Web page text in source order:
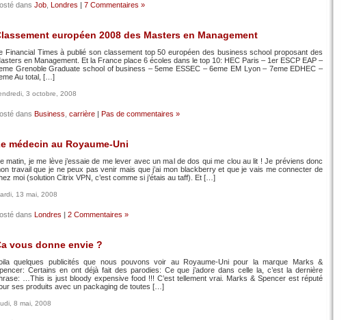
dans Job Londres | 7 Commentaires »
européen 2008 des Masters en Management
Financial Times à publié son classement top 50 européen des business school proposant des
en Management. Et la France place 6 écoles dans le top 10: HEC Paris – 1er ESCP EAP –
Grenoble Graduate school of business – 5eme ESSEC – 6eme EM Lyon – 7eme EDHEC –
Au total, […]
3 octobre, 2008
dans Business carrière | Pas de commentaires »
médecin au Royaume-Uni
matin, je me lève j’essaie de me lever avec un mal de dos qui me clou au lit ! Je préviens donc
travail que je ne peux pas venir mais que j’ai mon blackberry et que je vais me connecter de
moi (solution Citrix VPN, c’est comme si j’étais au taff). Et […]
13 mai, 2008
dans Londres | 2 Commentaires »
vous donne envie ?
quelques publicités que nous pouvons voir au Royaume-Uni pour la marque Marks &
Certains en ont déjà fait des parodies: Ce que j’adore dans celle la, c’est la dernière
…This is just bloody expensive food !!! C’est tellement vrai. Marks & Spencer est réputé
ses produits avec un packaging de toutes […]
8 mai, 2008